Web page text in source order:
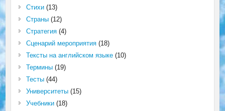
Стихи(13)
Страны(12)
Стратегия(4)
Сценарий мероприятия(18)
Тексты на английском языке(10)
Термины(19)
Тесты(44)
Университеты(15)
Учебники(18)